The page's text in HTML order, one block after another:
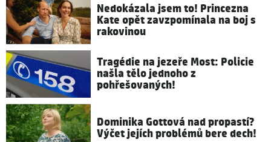
Nedokázala jsem to! Princezna
Kate opět zavzpomínala na boj s
rakovinou
Tragédie na jezeře Most: Policie
našla tělo jednoho z
pohřešovaných!
Dominika Gottová nad propastí?
Výčet jejích problémů bere dech!